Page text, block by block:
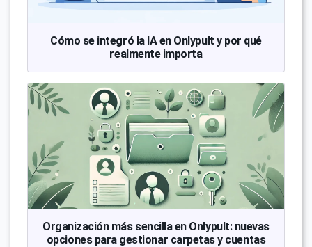
Cómo se integró la IA en Onlypult y por qué
realmente importa
Organización más sencilla en Onlypult: nuevas
opciones para gestionar carpetas y cuentas